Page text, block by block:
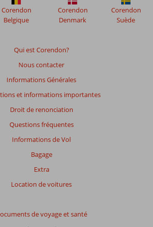
Qui est Corendon?
Nous contacter
Informations Générales
et informations importantes
Droit de renonciation
Questions fréquentes
Informations de Vol
Bagage
Extra
Location de voitures
de voyage et santé
Corendon
Belgique
Corendon
Denmark
Corendon
Suède